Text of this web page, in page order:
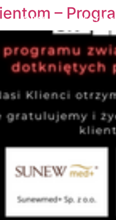
O NAS OFERTA
–